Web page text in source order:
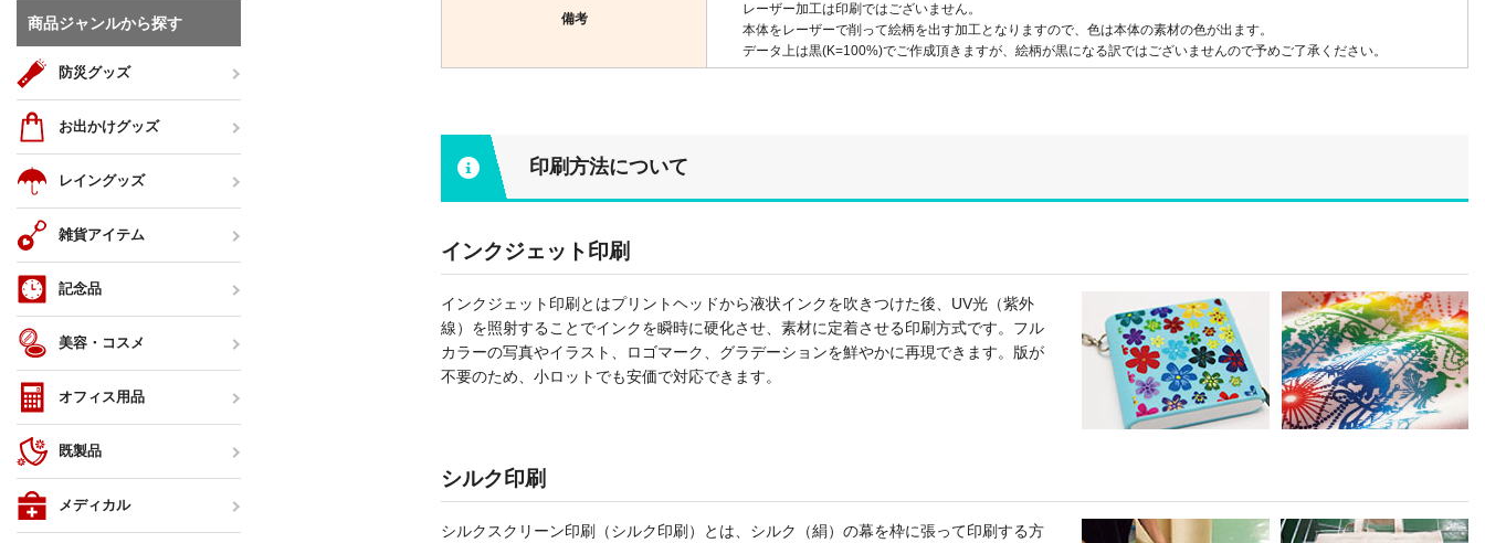
備考
レーザー加工は印刷ではございません。
本体をレーザーで削って絵柄を出す加工となりますので、色は本体の素材の色が出ます。
データ上は黒(K=100%)でご作成頂きますが、絵柄が黒になる訳ではございませんので予めご了承ください。
印刷方法について
インクジェット印刷
インクジェット印刷とはプリントヘッドから液状インクを吹きつけた後、UV光（紫外
線）を照射することでインクを瞬時に硬化させ、素材に定着させる印刷方式です。フル
カラーの写真やイラスト、ロゴマーク、グラデーションを鮮やかに再現できます。版が
不要のため、小ロットでも安価で対応できます。
シルク印刷
シルクスクリーン印刷（シルク印刷）とは、シルク（絹）の幕を枠に張って印刷する方
商品ジャンルから探す
防災グッズ
お出かけグッズ
レイングッズ
雑貨アイテム
記念品
美容・コスメ
オフィス用品
既製品
メディカル